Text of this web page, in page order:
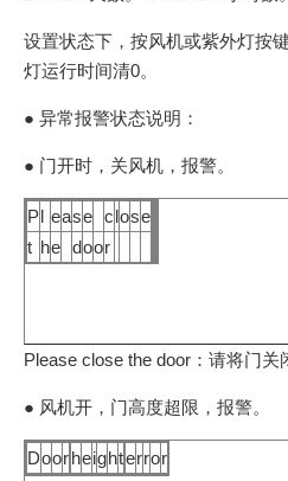
设置状态下，按风机或紫外灯按
灯运行时间清0。
● 异常报警状态说明：
● 门开时，关风机，报警。
Pl ease close
t he door
Please close the door：请将门关
● 风机开，门高度超限，报警。
Doorheighterror